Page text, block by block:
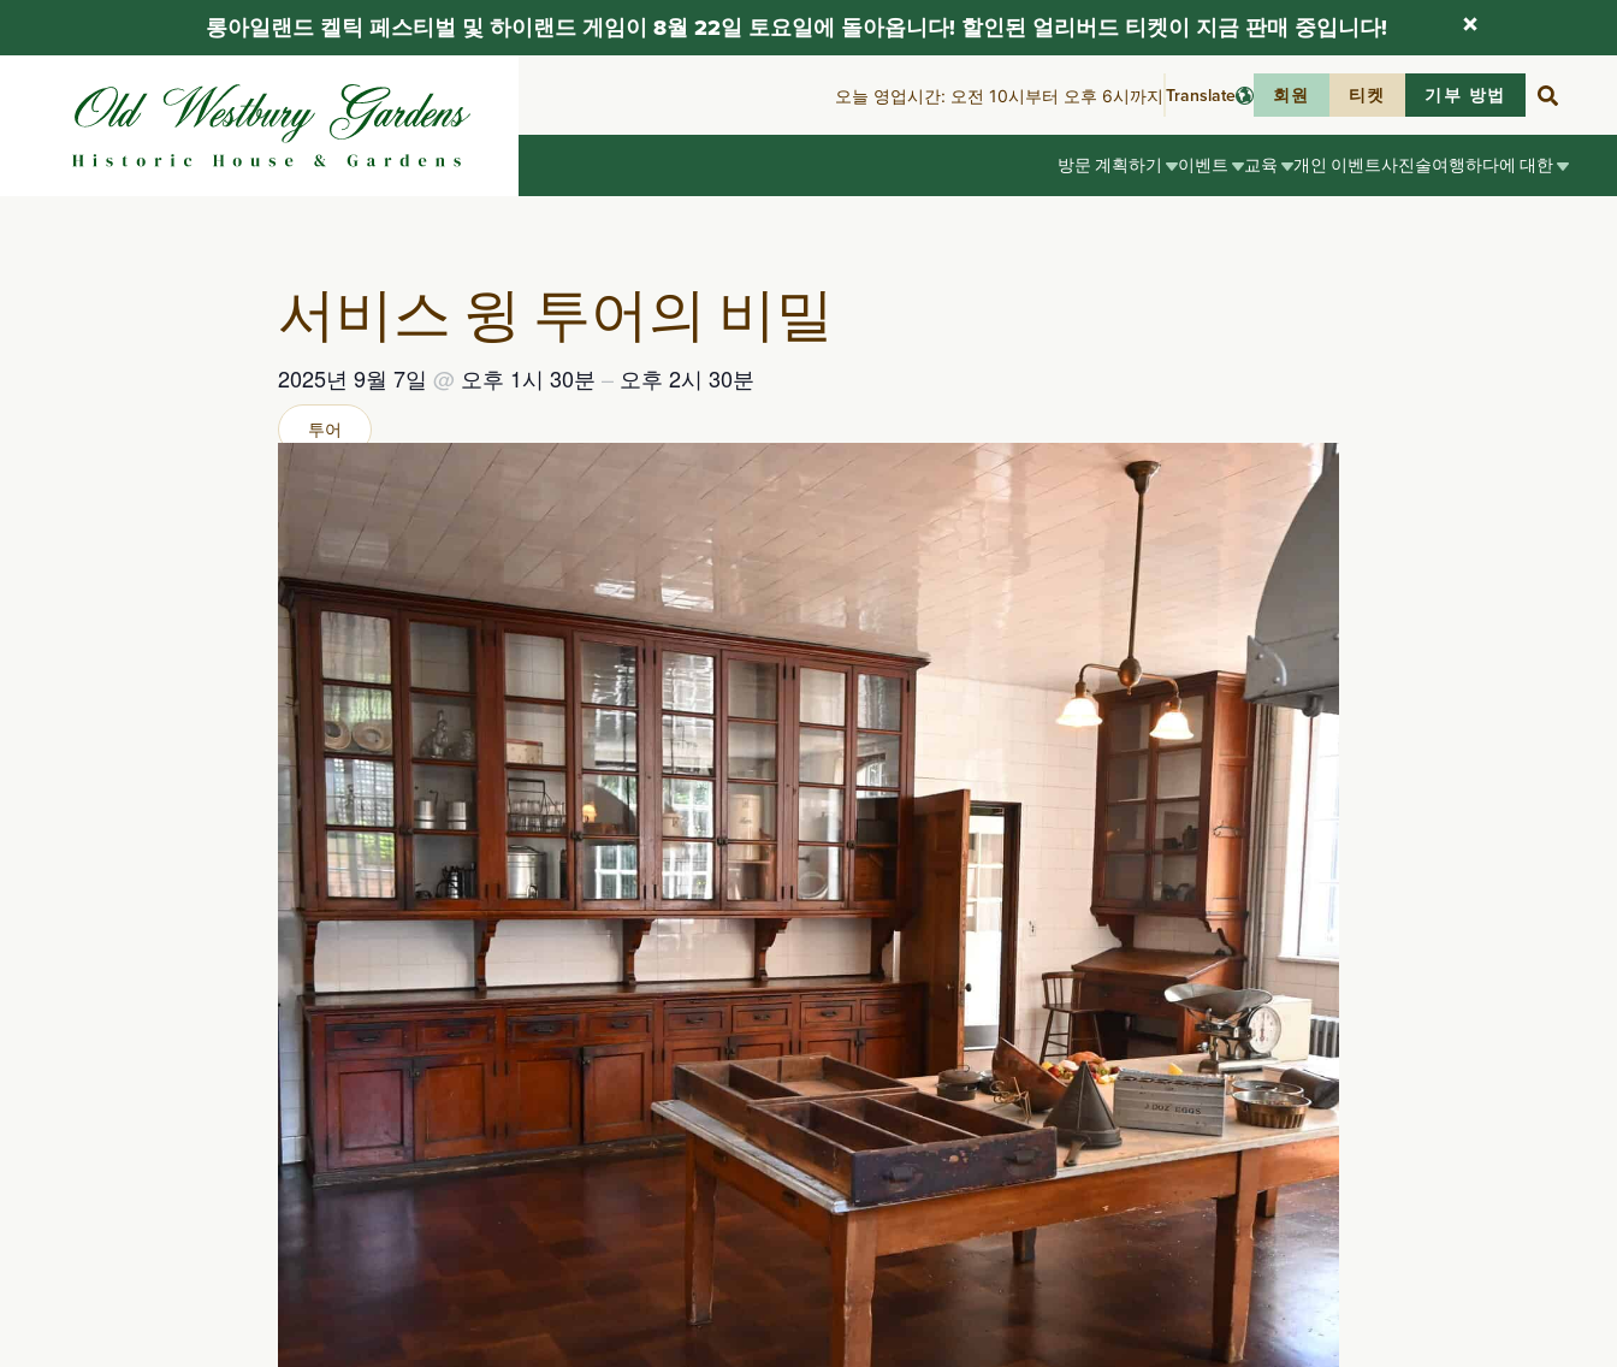
오늘 영업시간: 오전 10시부터 오후 6시까지 Translate 회원 티켓 기부 방법
방문 계획하기 이벤트 교육 개인 이벤트사진술여행하다에 대한
서비스 윙 투어의 비밀
2025년 9월 7일 @ 오후 1시 30분 – 오후 2시 30분
투어
롱아일랜드 켈틱 페스티벌 및 하이랜드 게임이 8월 22일 토요일에 돌아옵니다! 할인된 얼리버드 티켓이 지금 판매 중입니다!